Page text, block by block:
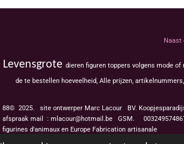
Naast
Levensgrote dieren figuren toppers volgens mode
de te bestellen hoeveelheid, Alle prijzen,
88© 2025. site ontwerper Marc Lacour BV.
afspraak mail : mlacour@hotmail.be GSM.
figurines d'animaux en